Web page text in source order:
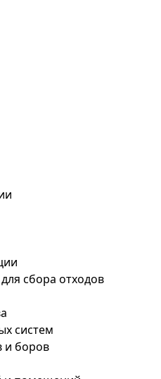
сбора отходов
систем
и боров